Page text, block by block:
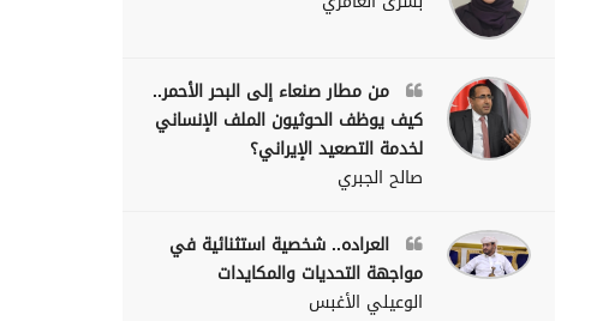
من مطار صنعاء إلى البحر الأحمر..
كيف يوظف الحوثيون الملف الإنساني
لخدمة التصعيد الإيراني؟
صالح الجبري
العراده.. شخصية استثنائية في
مواجهة التحديات والمكايدات
الوعيلي الأغبس